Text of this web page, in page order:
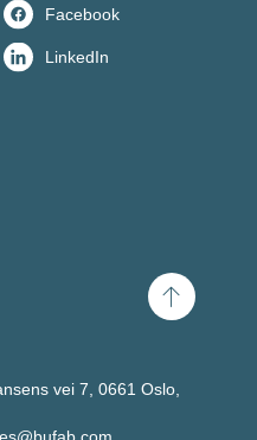
Facebook
LinkedIn
Scroll
vei 7, 0661 Oslo,